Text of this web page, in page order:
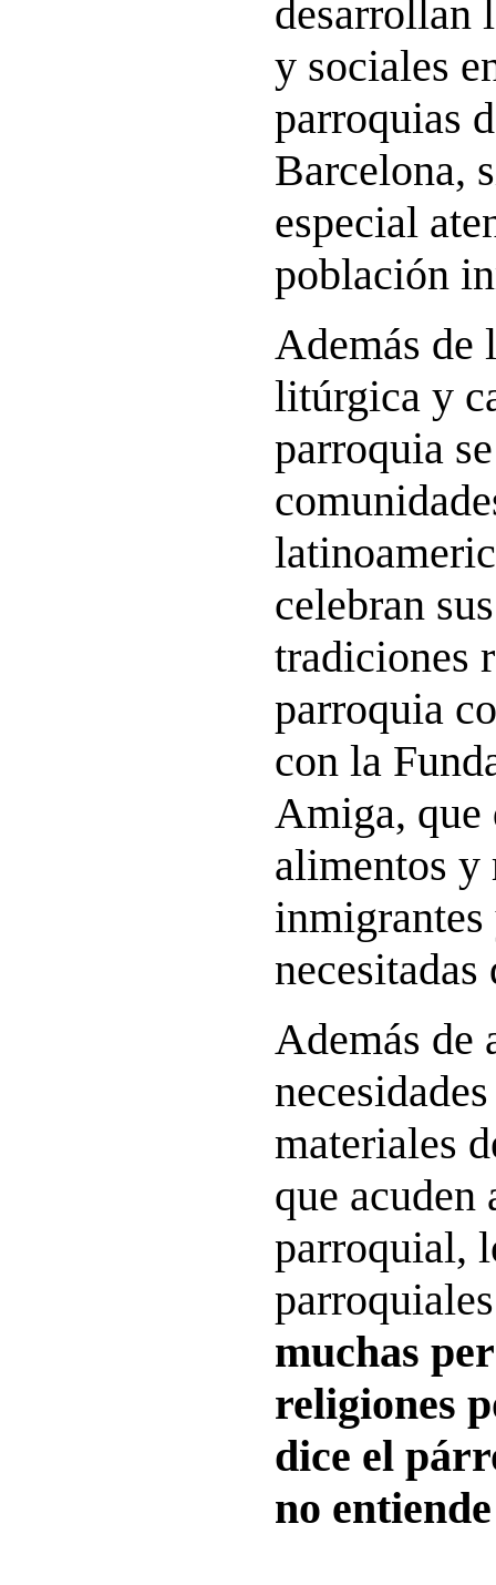
desarrollan
y sociales
parroquias
Barcelona,
especial
población
Además de
litúrgica y
parroquia
celebran
tradiciones
parroquia
con la
Amiga,
alimentos y
inmigrantes
Además de
materiales
que acuden
parroquial,
muchas
religiones
dice el
no